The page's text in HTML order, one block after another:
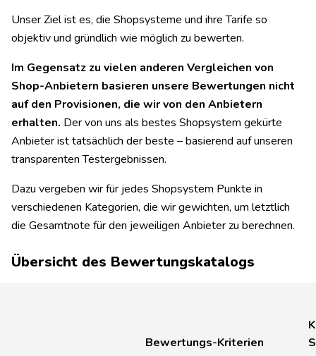
Unser Ziel ist es, die Shopsysteme und ihre Tarife so
objektiv und gründlich wie möglich zu bewerten.
Im Gegensatz zu vielen anderen Vergleichen von
Shop-Anbietern basieren unsere Bewertungen nicht
auf den Provisionen, die wir von den Anbietern
erhalten. Der von uns als bestes Shopsystem gekürte
Anbieter ist tatsächlich der beste – basierend auf unseren
transparenten Testergebnissen.
Dazu vergeben wir für jedes Shopsystem Punkte in
verschiedenen Kategorien, die wir gewichten, um letztlich
die Gesamtnote für den jeweiligen Anbieter zu berechnen.
Übersicht des Bewertungskatalogs
Bewertungs-Kriterien